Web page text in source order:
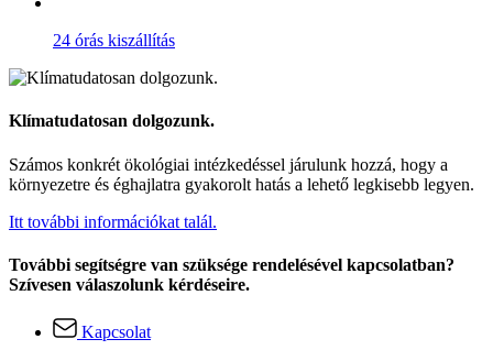
24 órás kiszállítás
Klímatudatosan dolgozunk.
Számos konkrét ökológiai intézkedéssel járulunk hozzá, hogy a
környezetre és éghajlatra gyakorolt hatás a lehető legkisebb legyen.
Itt további információkat talál.
További segítségre van szüksége rendelésével kapcsolatban?
Szívesen válaszolunk kérdéseire.
Kapcsolat